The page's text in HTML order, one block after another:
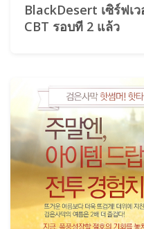
BlackDesert เซิร์ฟเ
CBT รอบที 2 แล้ว